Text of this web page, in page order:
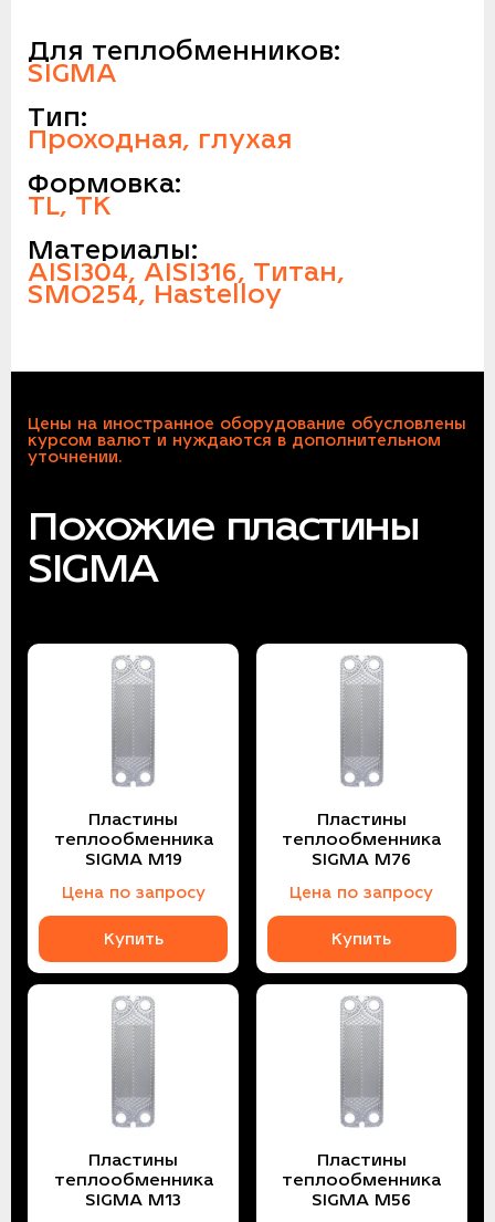
Для теплобменников:
SIGMA
Тип:
Проходная, глухая
Формовка:
TL, TK
Материалы:
AISI304, AISI316, Титан,
SMO254, Hastelloy
Цены на иностранное оборудование обусловлены
курсом валют и нуждаются в дополнительном
уточнении.
Похожие пластины
SIGMA
Пластины
теплообменника
SIGMA M19
Цена по запросу
Купить
Пластины
теплообменника
SIGMA M76
Цена по запросу
Купить
Пластины
теплообменника
SIGMA M13
Пластины
теплообменника
SIGMA M56